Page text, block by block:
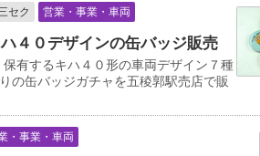
セク 営業・事業・車両
４０デザインの缶バッジ販売
有するキハ４０形の車両デザイン７種
の缶バッジガチャを五稜郭駅売店で販
・事業・車両